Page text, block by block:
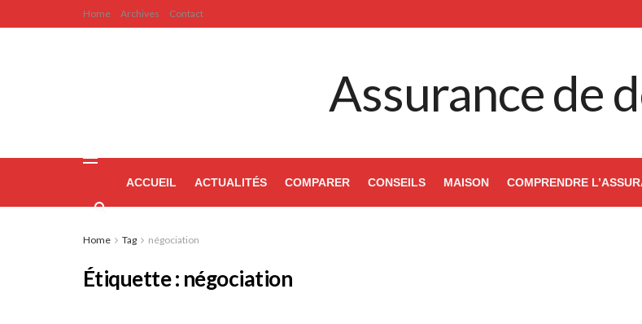
Home Archives Contact
Assurance de
ACCUEIL ACTUALITÉS COMPARER CONSEILS MAISON COMPRENDRE
Home Tag négociation
Étiquette : négociation